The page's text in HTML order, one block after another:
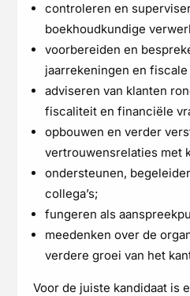
controleren en
boekhoudkundige
voorbereiden en
jaarrekeningen en
adviseren van klanten
fiscaliteit en financiële
opbouwen en verder
vertrouwensrelaties met
ondersteunen,
collega’s;
fungeren als
meedenken over de
verdere groei van het
Voor de juiste kandidaat is